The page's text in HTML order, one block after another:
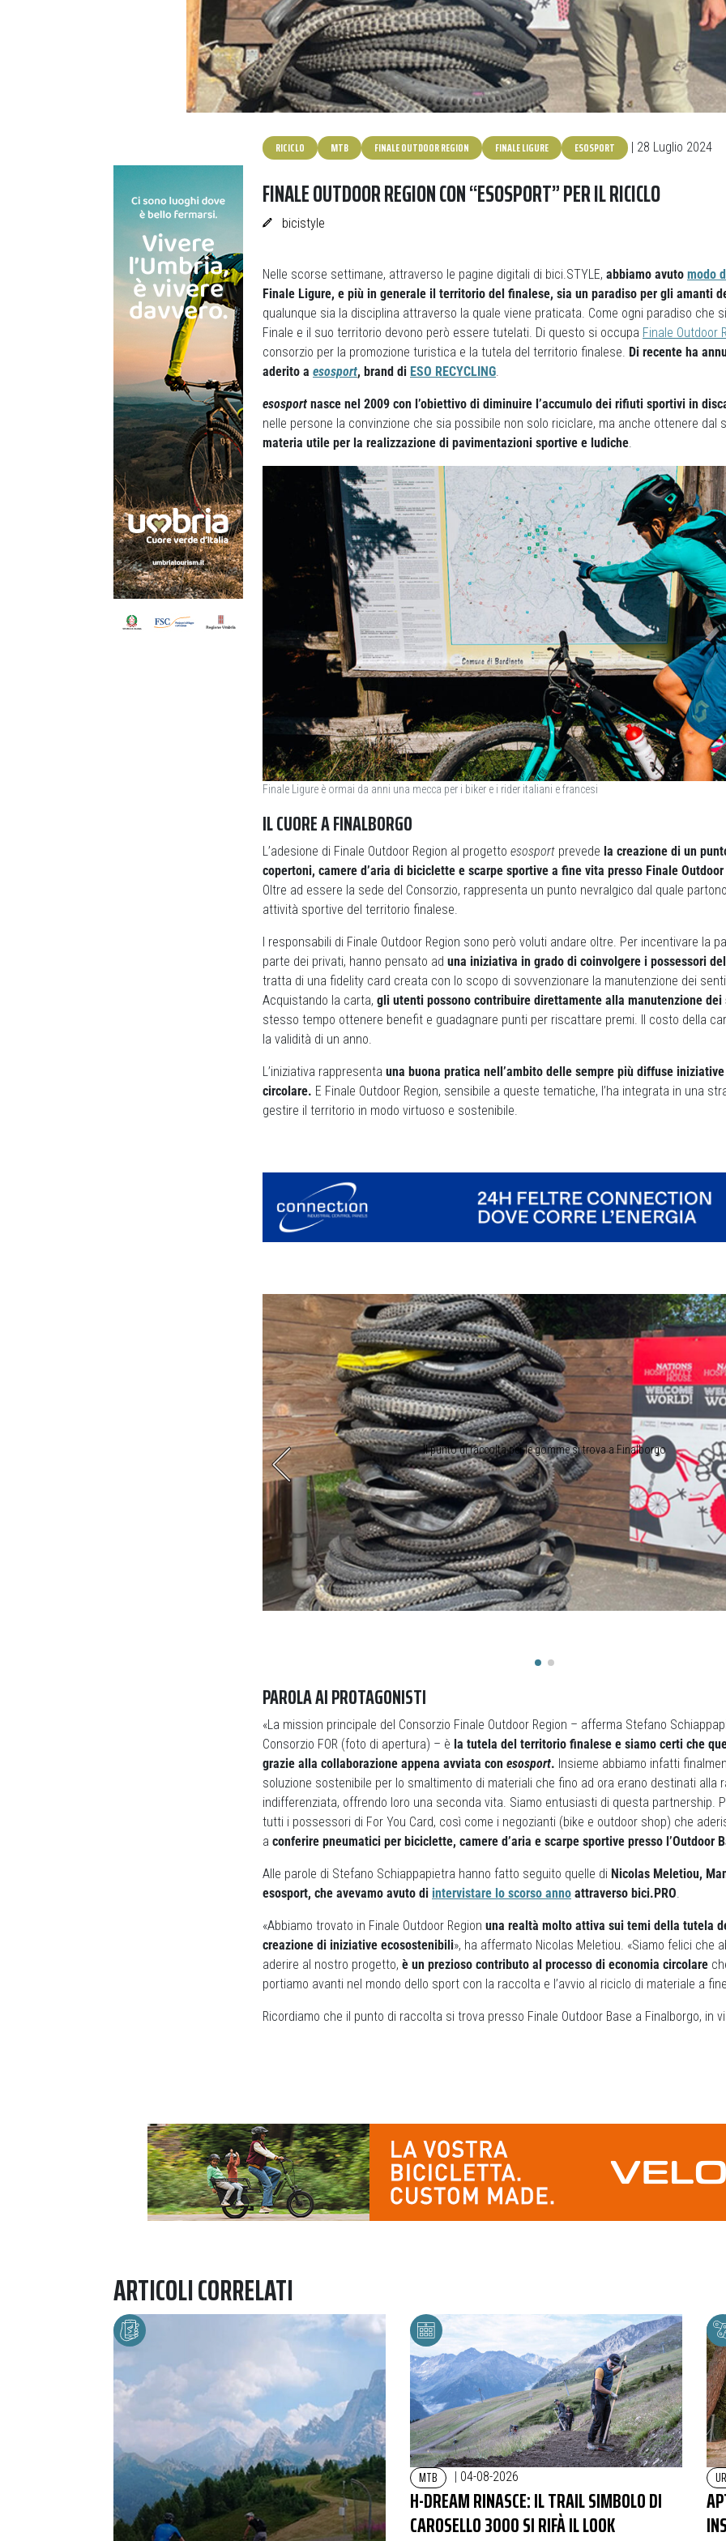
RICICLO MTB FINALE OUTDOOR REGION FINALE LIGURE ESOSPORT | 28 Luglio 2024
FINALE OUTDOOR REGION CON “ESOSPORT” PER IL RICICLO
bicistyle
Nelle scorse settimane, attraverso le pagine digitali di bici.STYLE, abbiamo avuto modo
Finale Ligure, e più in generale il territorio del finalese, sia un paradiso per gli amanti
qualunque sia la disciplina attraverso la quale viene praticata. Come ogni paradiso che
Finale e il suo territorio devono però essere tutelati. Di questo si occupa Finale Outdoor
consorzio per la promozione turistica e la tutela del territorio finalese. Di recente ha
aderito a esosport, brand di ESO RECYCLING.
esosport nasce nel 2009 con l’obiettivo di diminuire l’accumulo dei rifiuti sportivi in
nelle persone la convinzione che sia possibile non solo riciclare, ma anche ottenere dal
materia utile per la realizzazione di pavimentazioni sportive e ludiche.
Finale Ligure è ormai da anni una mecca per i biker e i rider italiani e francesi
IL CUORE A FINALBORGO
L’adesione di Finale Outdoor Region al progetto esosport prevede la creazione di un
copertoni, camere d’aria di biciclette e scarpe sportive a fine vita presso Finale
Oltre ad essere la sede del Consorzio, rappresenta un punto nevralgico dal quale
attività sportive del territorio finalese.
I responsabili di Finale Outdoor Region sono però voluti andare oltre. Per incentivare la
parte dei privati, hanno pensato ad una iniziativa in grado di coinvolgere i possessori
tratta di una fidelity card creata con lo scopo di sovvenzionare la manutenzione dei
Acquistando la carta, gli utenti possono contribuire direttamente alla manutenzione dei
stesso tempo ottenere benefit e guadagnare punti per riscattare premi. Il costo della
la validità di un anno.
L’iniziativa rappresenta una buona pratica nell’ambito delle sempre più diffuse
circolare. E Finale Outdoor Region, sensibile a queste tematiche, l’ha integrata in una
gestire il territorio in modo virtuoso e sostenibile.
Il punto di raccolta per le gomme si trova a Finalborgo
PAROLA AI PROTAGONISTI
«La mission principale del Consorzio Finale Outdoor Region – afferma Stefano
Consorzio FOR (foto di apertura) – è la tutela del territorio finalese e siamo certi che
grazie alla collaborazione appena avviata con esosport. Insieme abbiamo infatti
soluzione sostenibile per lo smaltimento di materiali che fino ad ora erano destinati alla
indifferenziata, offrendo loro una seconda vita. Siamo entusiasti di questa partnership.
tutti i possessori di For You Card, così come i negozianti (bike e outdoor shop) che
a conferire pneumatici per biciclette, camere d’aria e scarpe sportive presso l’Outdoor
Alle parole di Stefano Schiappapietra hanno fatto seguito quelle di Nicolas Meletiou,
esosport, che avevamo avuto di intervistare lo scorso anno attraverso bici.PRO.
«Abbiamo trovato in Finale Outdoor Region una realtà molto attiva sui temi della tutela
creazione di iniziative ecosostenibili», ha affermato Nicolas Meletiou. «Siamo felici che
aderire al nostro progetto, è un prezioso contributo al processo di economia circolare
portiamo avanti nel mondo dello sport con la raccolta e l’avvio al riciclo di materiale a
Ricordiamo che il punto di raccolta si trova presso Finale Outdoor Base a Finalborgo, in
ARTICOLI CORRELATI
MTB 04-08-2026
H-DREAM RINASCE: IL TRAIL SIMBOLO DI
CAROSELLO 3000 SI RIFÀ IL LOOK